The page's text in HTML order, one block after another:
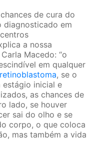
de cura do
diagnosticado em
a nossa
Macedo: “o
em qualquer
retinoblastoma, se o
inicial e
as chances de
lado, se houver
sai do olho e se
corpo, o que coloca
mas também a vida